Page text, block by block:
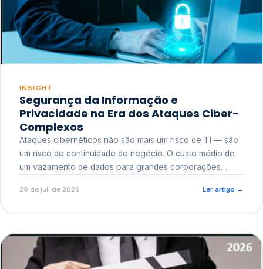
INSIGHT
Segurança da Informação e
Privacidade na Era dos Ataques Ciber-
Complexos
Ataques cibernéticos não são mais um risco de TI — são
um risco de continuidade de negócio. O custo médio de
um vazamento de dados para grandes corporações
reputacional e o risco regulatório junto a órgãos como a
29 de jul. de 2026 Ler artigo →